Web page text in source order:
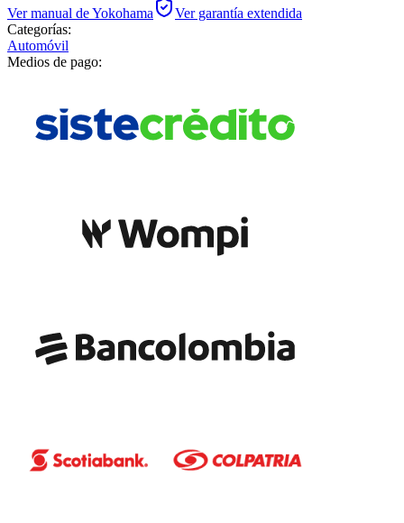
Ver manual deYokohama
Ver garantía extendida
Categorías:
Automóvil
Medios de pago: